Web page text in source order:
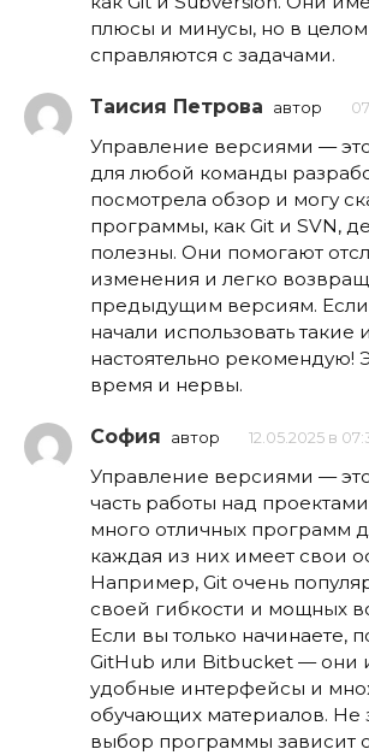
плюсы и минусы, но в
справляются с задачами.
Таисия Петрова автор
Управление версиями —
для любой команды
посмотрела обзор и могу
программы, как Git и SVN,
полезны. Они помогают
изменения и легко
предыдущим версиям.
начали использовать такие
настоятельно рекомендую!
время и нервы.
София автор 12.05.2025 в
Управление версиями —
часть работы над
много отличных программ
каждая из них имеет свои
Например, Git очень
своей гибкости и мощных
Если вы только начинаете,
GitHub или Bitbucket — они
удобные интерфейсы и
обучающих материалов. Не
выбор программы зависит